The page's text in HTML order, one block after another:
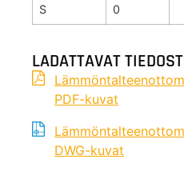
S
0
LADATTAVAT
PDF-kuvat
DWG-kuvat